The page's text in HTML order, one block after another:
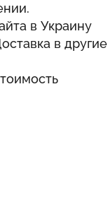
в Украину
в другие